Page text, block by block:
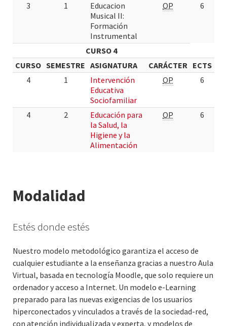
3 1
Educacion
Musical II:
Formación
Instrumental
OP 6
CURSO 4
CURSO SEMESTRE ASIGNATURA CARÁCTER ECTS
4
1
Intervención
Educativa
Sociofamiliar
OP 6
4 2
Educación para
la Salud, la
Higiene y la
Alimentación
OP 6
Modalidad
Estés donde estés
Nuestro modelo metodológico garantiza el acceso de
cualquier estudiante a la enseñanza gracias a nuestro Aula
Virtual, basada en tecnología Moodle, que solo requiere un
ordenador y acceso a Internet. Un modelo e-Learning
preparado para las nuevas exigencias de los usuarios
hiperconectados y vinculados a través de la sociedad-red,
con atención individualizada y experta, y modelos de